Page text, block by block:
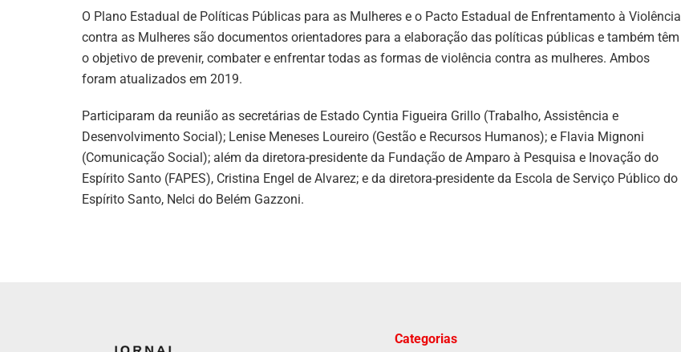
O Plano Estadual de Políticas Públicas para as Mulheres e o Pacto Estadual de Enfrentamento à Violência
contra as Mulheres são documentos orientadores para a elaboração das políticas públicas e também têm
o objetivo de prevenir, combater e enfrentar todas as formas de violência contra as mulheres. Ambos
foram atualizados em 2019.
Participaram da reunião as secretárias de Estado Cyntia Figueira Grillo (Trabalho, Assistência e
Desenvolvimento Social); Lenise Meneses Loureiro (Gestão e Recursos Humanos); e Flavia Mignoni
(Comunicação Social); além da diretora-presidente da Fundação de Amparo à Pesquisa e Inovação do
Espírito Santo (FAPES), Cristina Engel de Alvarez; e da diretora-presidente da Escola de Serviço Público do
Espírito Santo, Nelci do Belém Gazzoni.
Categorias